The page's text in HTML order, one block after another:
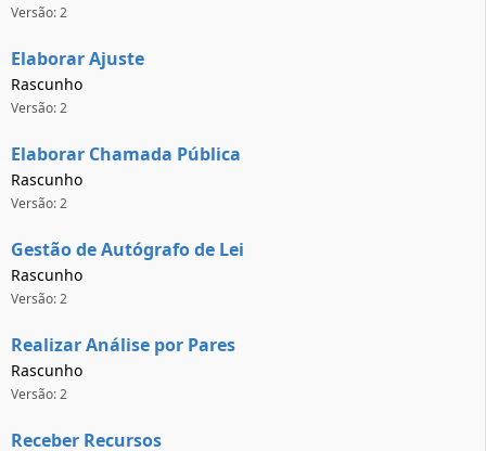
Versão: 2
Elaborar Ajuste
Rascunho
Versão: 2
Elaborar Chamada Pública
Rascunho
Versão: 2
Gestão de Autógrafo de Lei
Rascunho
Versão: 2
Realizar Análise por Pares
Rascunho
Versão: 2
Receber Recursos